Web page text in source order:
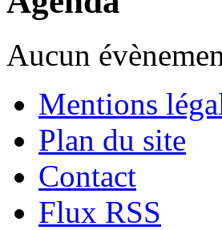
Aucun
Mentions
Plan du site
Contact
Flux RSS